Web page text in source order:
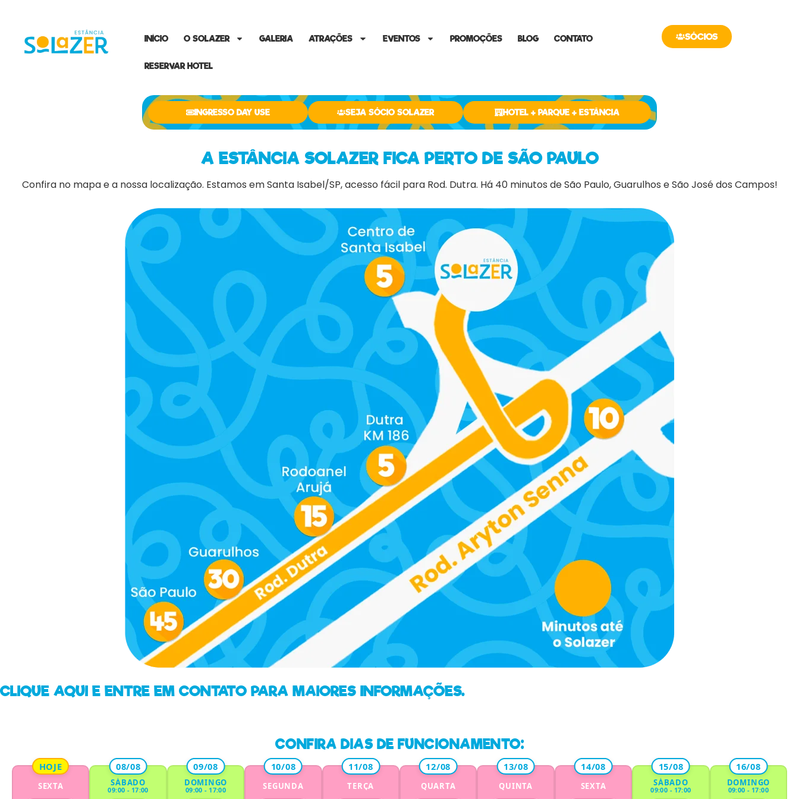
INÍCIO O SOLAZER GALERIA ATRAÇÕES EVENTOS PROMOÇÕES BLOG CONTATO
RESERVAR HOTEL
SÓCIOS
INGRESSO DAY USE SEJA SÓCIO SOLAZER HOTEL + PARQUE + ESTÂNCIA
A ESTÂNCIA SOLAZER FICA PERTO DE SÃO PAULO
Confira no mapa e a nossa localização. Estamos em Santa Isabel/SP, acesso fácil para Rod. Dutra. Há 40 minutos de São Paulo, Guarulhos e São José dos Campos!
CLIQUE AQUI E ENTRE EM CONTATO PARA MAIORES INFORMAÇÕES.
CONFIRA DIAS DE FUNCIONAMENTO:
HOJE
SEXTA
08/08
SÁBADO
09:00 - 17:00
09/08
DOMINGO
09:00 - 17:00
10/08
SEGUNDA
11/08
TERÇA
12/08
QUARTA
13/08
QUINTA
14/08
SEXTA
15/08
SÁBADO
09:00 - 17:00
16/08
DOMINGO
09:00 - 17:00